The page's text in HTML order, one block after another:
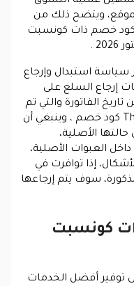
ويتضح ذلك من
كود خصم ذات كونسبت
.
استبدال وإرجاع
إرجاع السلع على
في غضون 15 يوم من تاريخ الفاتورة والتي تم
شرائها من خلال That Concept Store كود خصم ، وينبغي أن
الأصلية،
العبوات الأصلية،
إذا توافرت في
سوف يتم إرجاعها
كونسبت
توفير أفضل الخدمات